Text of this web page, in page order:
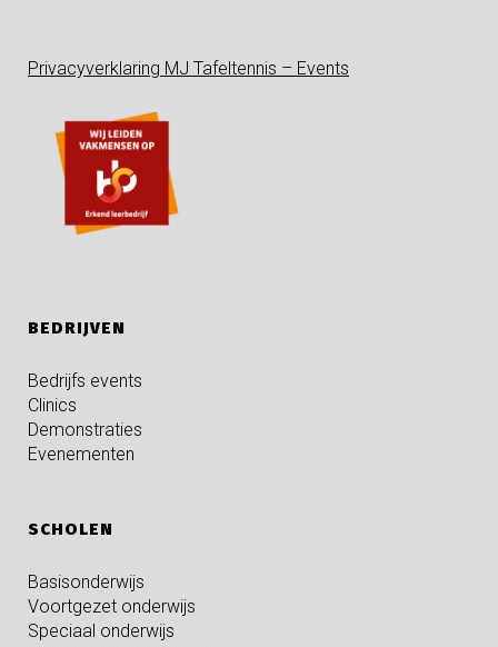
Privacyverklaring MJ Tafeltennis – Events
BEDRIJVEN
Bedrijfs events
Clinics
Demonstraties
Evenementen
SCHOLEN
Basisonderwijs
Voortgezet onderwijs
Speciaal onderwijs